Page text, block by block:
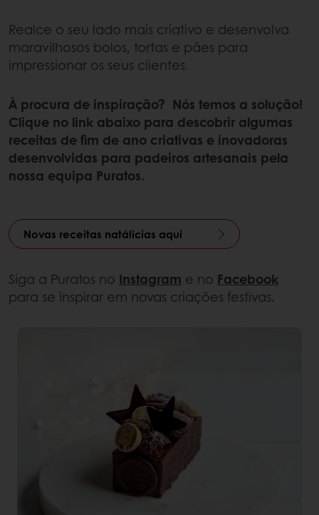
Realce o seu lado mais criativo e desenvolva
maravilhosos bolos, tortas e pães para
impressionar os seus clientes.
À procura de inspiração? Nós temos a solução!
Clique no link abaixo para descobrir algumas
receitas de fim de ano criativas e inovadoras
desenvolvidas para padeiros artesanais pela
nossa equipa Puratos.
Novas receitas natálicias aqui
Siga a Puratos no Instagram e no Facebook
para se inspirar em novas criações festivas.